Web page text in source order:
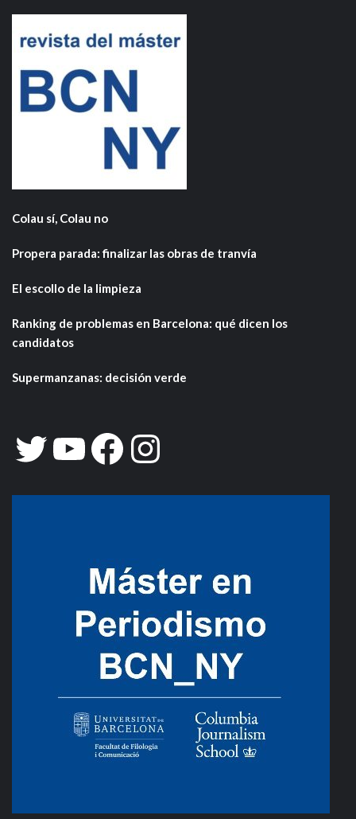
Colau sí, Colau no
Propera parada: finalizar las obras de tranvía
El escollo de la limpieza
Ranking de problemas en Barcelona: qué dicen los
candidatos
Supermanzanas: decisión verde
Twitter
YouTube
Facebook
Instagram